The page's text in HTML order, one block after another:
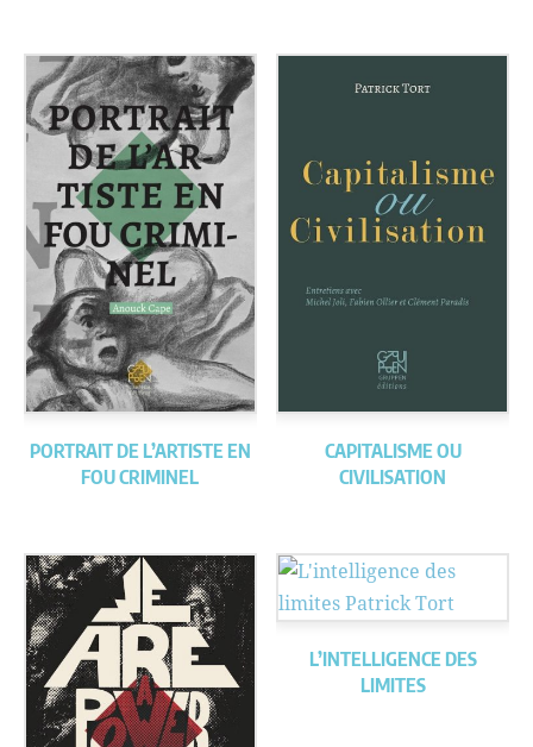
PORTRAIT DE L’ARTISTE EN
FOU CRIMINEL
CAPITALISME OU
CIVILISATION
L’INTELLIGENCE DES
LIMITES